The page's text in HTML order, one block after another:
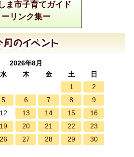
ま市子育てガイド
ーリンク集ー
2026年8月
水 木 金 土
日
1
2
5 6 7 8
9
12 13 14 15
16
19 20 21 22
23
26 27 28 29
30